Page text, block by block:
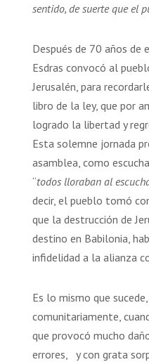
sentido, de suerte que el
Después de 70 años de
Esdras convocó al
Jerusalén, para
libro de la ley, que por
logrado la libertad y
Esta solemne jornada
asamblea, como
“todos lloraban al
decir, el pueblo tomó
que la destrucción de
destino en Babilonia,
infidelidad a la alianza
Es lo mismo que
comunitariamente,
que provocó mucho
errores, y con grata